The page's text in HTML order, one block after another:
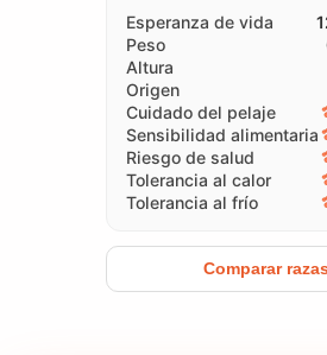
Esperanza de vida
Peso
Altura
Origen
Cuidado del pelaje
Sensibilidad alimentaria
Riesgo de salud
Tolerancia al calor
Tolerancia al frío
Comparar